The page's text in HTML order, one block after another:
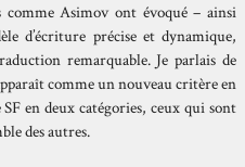
comme Asimov ont évoqué – ainsi
d’écriture précise et dynamique,
remarquable. Je parlais de
comme un nouveau critère en
SF en deux catégories, ceux qui sont
des autres.